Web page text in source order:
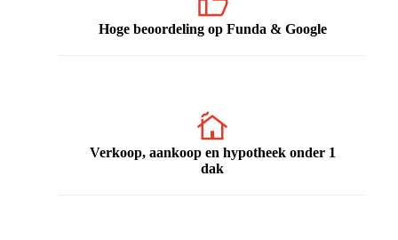
Hoge beoordeling op Funda & Google
Verkoop, aankoop en hypotheek onder 1
dak